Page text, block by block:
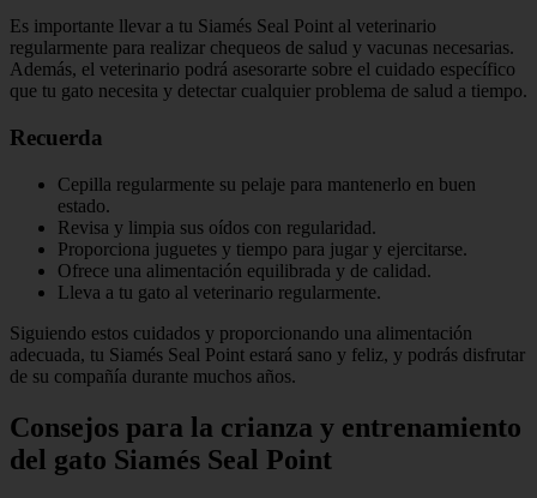
Es importante llevar a tu Siamés Seal Point al veterinario
regularmente para realizar chequeos de salud y vacunas necesarias.
Además, el veterinario podrá asesorarte sobre el cuidado específico
que tu gato necesita y detectar cualquier problema de salud a tiempo.
Recuerda
Cepilla regularmente su pelaje para mantenerlo en buen
estado.
Revisa y limpia sus oídos con regularidad.
Proporciona juguetes y tiempo para jugar y ejercitarse.
Ofrece una alimentación equilibrada y de calidad.
Lleva a tu gato al veterinario regularmente.
Siguiendo estos cuidados y proporcionando una alimentación
adecuada, tu Siamés Seal Point estará sano y feliz, y podrás disfrutar
de su compañía durante muchos años.
Consejos para la crianza y entrenamiento
del gato Siamés Seal Point